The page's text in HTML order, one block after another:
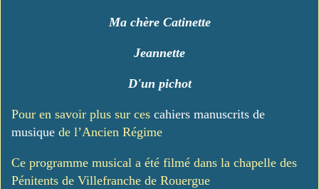
Ma chère Catinette
Jeannette
D'un pichot
Pour en savoir plus sur ces cahiers manuscrits de
musique de l’Ancien Régime
Ce programme musical a été filmé dans la chapelle des
Pénitents de Villefranche de Rouergue